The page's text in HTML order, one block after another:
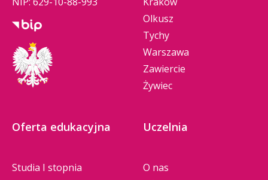
Olkusz
Tychy
Warszawa
Zawiercie
Żywiec
Oferta edukacyjna
Studia I stopnia
Uczelnia
O nas